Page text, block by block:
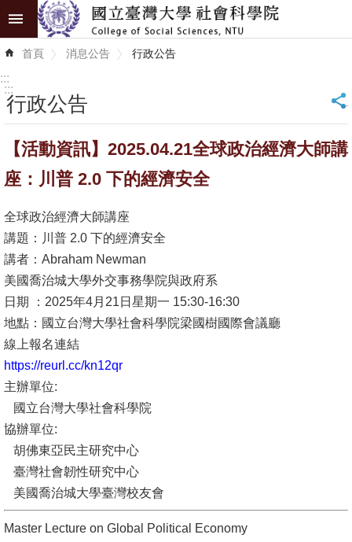
跳到主要內容區塊
進
階
識
學
研
究
消
息
公
告
國
際
化
首頁 消息公告 行政公告
:::
:::
行政公告 _
【活動資訊】2025.04.21全球政治經濟大師講
座：川普 2.0 下的經濟安全
全球政治經濟大師講座
講題：川普 2.0 下的經濟安全
講者：Abraham Newman
美國喬治城大學外交事務學院與政府系
日期 ：2025年4月21日星期一 15:30-16:30
地點：國立台灣大學社會科學院梁國樹國際會議廳
線上報名連結
https://reurl.cc/kn12qr
主辦單位:
國立台灣大學社會科學院
協辦單位:
胡佛東亞民主研究中心
臺灣社會韌性研究中心
美國喬治城大學臺灣校友會
Master Lecture on Global Political Economy